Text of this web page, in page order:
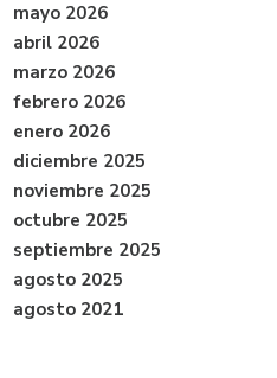
mayo 2026
abril 2026
marzo 2026
febrero 2026
enero 2026
diciembre 2025
noviembre 2025
octubre 2025
septiembre 2025
agosto 2025
agosto 2021